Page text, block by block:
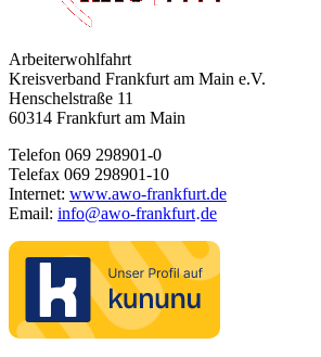
Arbeiterwohlfahrt
Kreisverband Frankfurt am Main e.V.
Henschelstraße 11
60314 Frankfurt am Main
Telefon 069 298901-0
Telefax 069 298901-10
Internet: www.awo-frankfurt.de
Email: info@awo-frankfurt·de